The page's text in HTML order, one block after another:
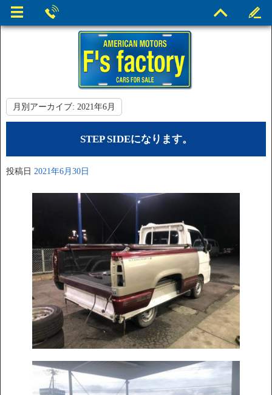
月別アーカイブ: 2021年6月
STEP SIDEになります。
投稿日 2021年6月30日